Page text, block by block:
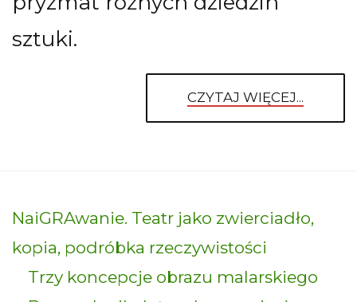
sztuki.
CZYTAJ WIĘCEJ...
NaiGRAwanie. Teatr jako zwierciadło,
kopia, podróbka rzeczywistości
Trzy koncepcje obrazu malarskiego